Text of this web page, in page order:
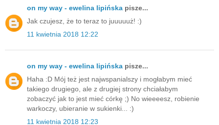
on my way - ewelina lipińska pisze...
Jak czujesz, że to teraz to juuuuuż! :)
11 kwietnia 2018 12:22
on my way - ewelina lipińska pisze...
Haha :D Mój też jest najwspanialszy i mogłabym mieć
takiego drugiego, ale z drugiej strony chciałabym
zobaczyć jak to jest mieć córkę ;) No wieeeesz, robienie
warkoczy, ubieranie w sukienki... :)
11 kwietnia 2018 12:23